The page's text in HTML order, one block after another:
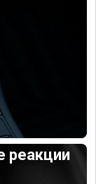
реакции